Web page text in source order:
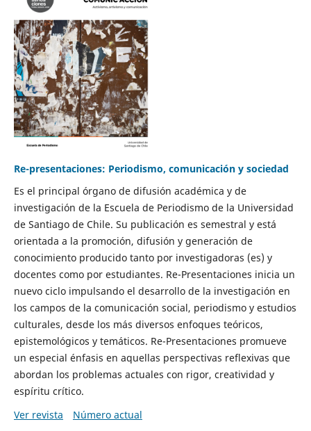
Re-presentaciones: Periodismo, comunicación y sociedad
Es el principal órgano de difusión académica y de
investigación de la Escuela de Periodismo de la Universidad
de Santiago de Chile. Su publicación es semestral y está
orientada a la promoción, difusión y generación de
conocimiento producido tanto por investigadoras (es) y
docentes como por estudiantes. Re-Presentaciones inicia un
nuevo ciclo impulsando el desarrollo de la investigación en
los campos de la comunicación social, periodismo y estudios
culturales, desde los más diversos enfoques teóricos,
epistemológicos y temáticos. Re-Presentaciones promueve
un especial énfasis en aquellas perspectivas reflexivas que
abordan los problemas actuales con rigor, creatividad y
espíritu crítico.
Ver revista
Número actual